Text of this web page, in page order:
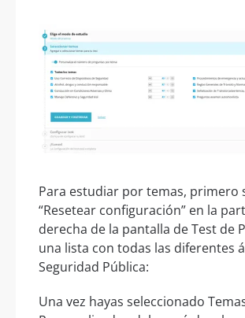
Para estudiar por temas, primero
“Resetear configuración” en la
derecha de la pantalla de Test de
una lista con todas las diferentes
Seguridad Pública:
Una vez hayas seleccionado